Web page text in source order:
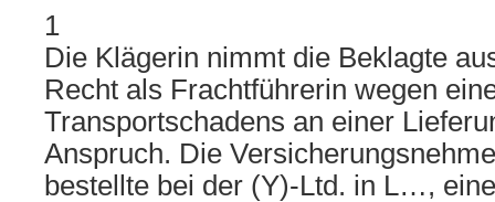
1
Die Klägerin nimmt die Beklagte
Recht als Frachtführerin wegen
Transportschadens an einer
Anspruch. Die
bestellte bei der (Y)-Ltd. in L…,